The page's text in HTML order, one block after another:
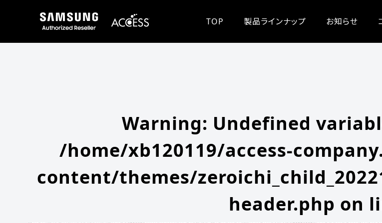
TOP 製品ラインナップ お知らせ
Warning: Undefined
/home/xb120119/access-
content/themes/
header.php on